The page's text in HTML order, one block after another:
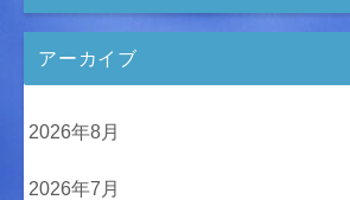
アーカイブ
2026年8月
2026年7月